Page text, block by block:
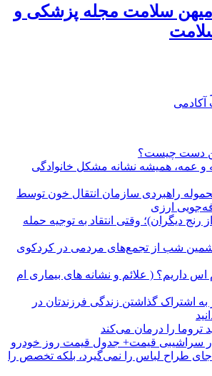
میهن سلامت مجله پزشکی و
آکادمی
دست چیست؟
و عمه، همیشه نشانه مشکل خانوادگی
راهبردی سازمان انتقال خون توسط
ارزی
رنج دیگران)؛ وقتی انتقاد به توجیه حمله
شب از تجمع‌های مردمی در کردکوی
اس داریم؟ ( علائم و نشانه های بیماری ام
به اشتراک گذاشتن زندگی فرزندتان در
تروما را درمان می‌کند
در سراشیبی قیمت+ جدول قیمت روز خودرو
طراح لباس را نمی‌گیرد، بلکه تخصص را